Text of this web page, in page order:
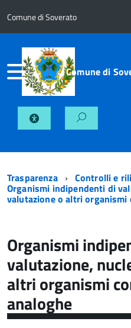
Comune di Soverato
Comune di
Trasparenza Controlli e
Organismi indipendenti di
valutazione o altri organismi
Organismi
valutazione,
altri organismi
analoghe